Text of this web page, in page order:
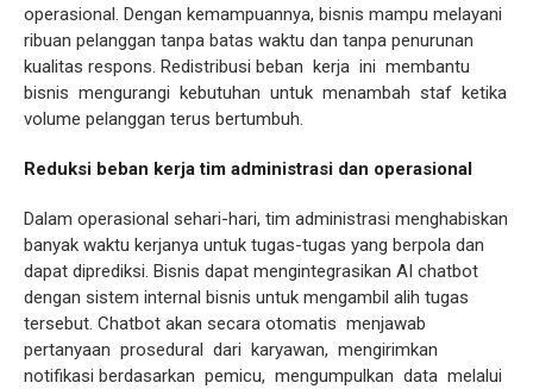
operasional. Dengan kemampuannya, bisnis mampu melayani
ribuan pelanggan tanpa batas waktu dan tanpa penurunan
kualitas respons. Redistribusi beban kerja ini membantu
bisnis mengurangi kebutuhan untuk menambah staf ketika
volume pelanggan terus bertumbuh.
Reduksi beban kerja tim administrasi dan operasional
Dalam operasional sehari-hari, tim administrasi menghabiskan
banyak waktu kerjanya untuk tugas-tugas yang berpola dan
dapat diprediksi. Bisnis dapat mengintegrasikan AI chatbot
dengan sistem internal bisnis untuk mengambil alih tugas
tersebut. Chatbot akan secara otomatis menjawab
pertanyaan prosedural dari karyawan, mengirimkan
notifikasi berdasarkan pemicu, mengumpulkan data melalui